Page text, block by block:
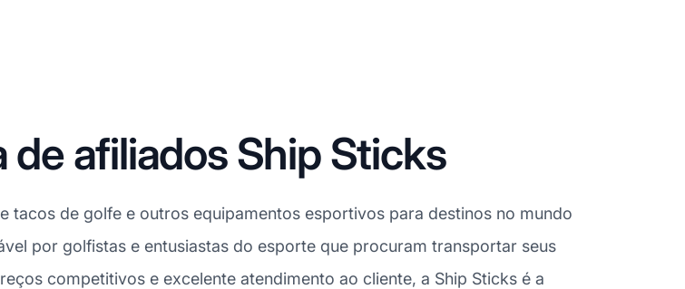
afiliados Ship Sticks
tacos de golfe e outros equipamentos esportivos para destinos no mundo
por golfistas e entusiastas do esporte que procuram transportar seus
competitivos e excelente atendimento ao cliente, a Ship Sticks é a